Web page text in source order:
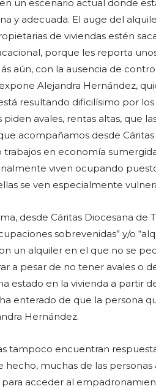
en un escenario actual donde
y adecuada. El auge del
de viviendas estén
porque les reporta
aún, con la ausencia de
Alejandra Hernández,
resultando dificilísimo por
avales, rentas altas, que
acompañamos desde
trabajos en economía
viven ocupando
se ven especialmente
desde Cáritas Diocesana
sobrevenidas” y/o
un alquiler en el que no se
a pesar de no tener avales o
estado en la vivienda a partir
enterado de que la persona
Hernández.
tampoco encuentran
hecho, muchas de las personas
acceder al